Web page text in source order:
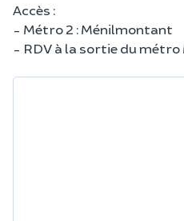
Accès :
- Métro 2 : Ménilmontant
- RDV à la sortie du